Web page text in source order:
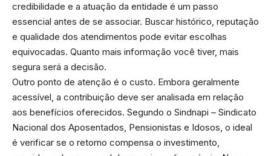
credibilidade e a atuação da entidade é um passo
essencial antes de se associar. Buscar histórico, reputação
e qualidade dos atendimentos pode evitar escolhas
equivocadas. Quanto mais informação você tiver, mais
segura será a decisão.
Outro ponto de atenção é o custo. Embora geralmente
acessível, a contribuição deve ser analisada em relação
aos benefícios oferecidos. Segundo o Sindnapi – Sindicato
Nacional dos Aposentados, Pensionistas e Idosos, o ideal
é verificar se o retorno compensa o investimento,